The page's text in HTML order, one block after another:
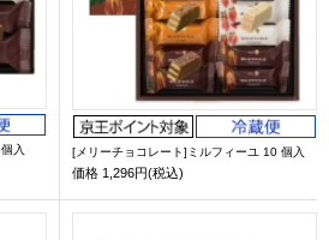
入 [メリーチョコレート]ミルフィーユ 10 個入
価格 1,296円(税込)